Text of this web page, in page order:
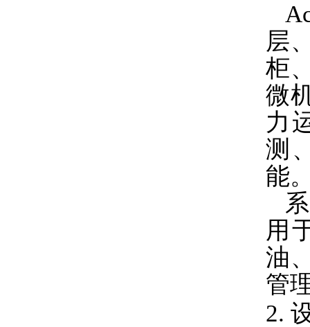
层
柜
微
力
测
能
用
油
管
2.